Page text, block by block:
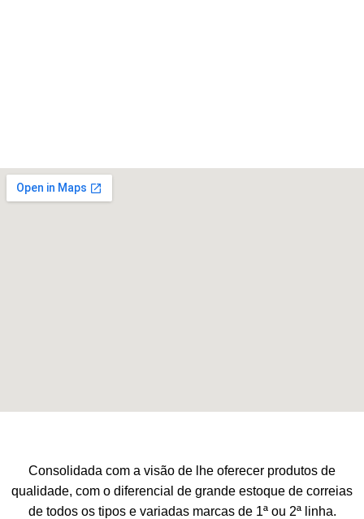
Consolidada com a visão de lhe oferecer produtos de
qualidade, com o diferencial de grande estoque de correias
de todos os tipos e variadas marcas de 1ª ou 2ª linha.